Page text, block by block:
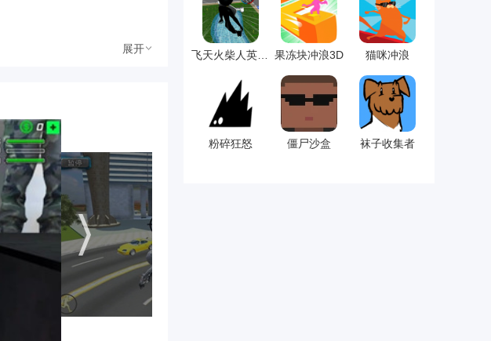
展开 果冻块冲浪3D 猫咪冲浪
粉碎狂怒 僵尸沙盒 袜子收集者